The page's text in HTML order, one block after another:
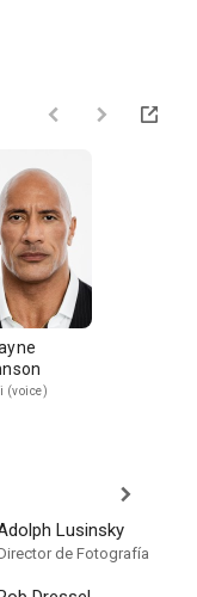
(voice)
Lusinsky
de Fotografía